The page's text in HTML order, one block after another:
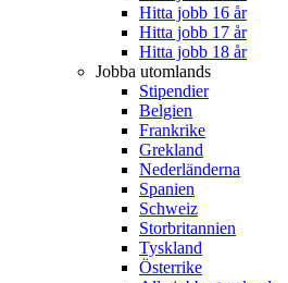
Hitta jobb 16 år
Hitta jobb 17 år
Hitta jobb 18 år
Jobba utomlands
Stipendier
Belgien
Frankrike
Grekland
Nederländerna
Spanien
Schweiz
Storbritannien
Tyskland
Österrike